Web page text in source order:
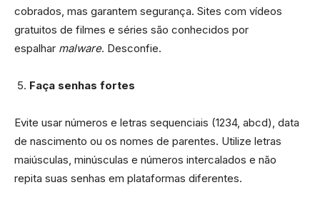
cobrados, mas garantem segurança. Sites com vídeos
gratuitos de filmes e séries são conhecidos por
espalhar malware. Desconfie.
Faça senhas fortes
Evite usar números e letras sequenciais (1234, abcd), data
de nascimento ou os nomes de parentes. Utilize letras
maiúsculas, minúsculas e números intercalados e não
repita suas senhas em plataformas diferentes.